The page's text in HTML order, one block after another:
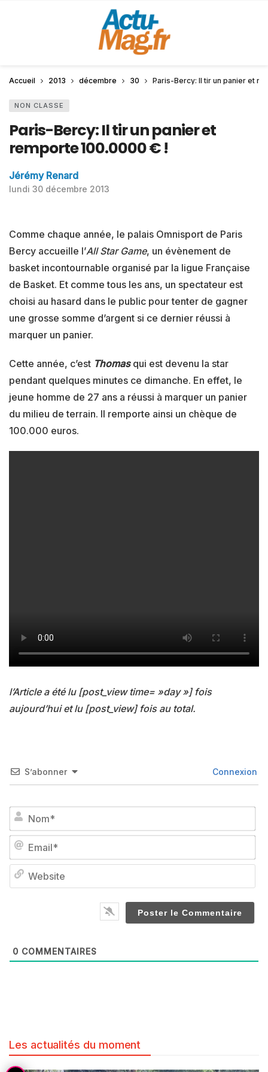
Accueil 2013 décembre 30 Paris-Bercy: Il tir un panier et
NON CLASSE
Paris-Bercy: Il tir un panier et
remporte 100.0000 € !
Jérémy Renard
lundi 30 décembre 2013
Comme chaque année, le palais Omnisport de Paris
Bercy accueille l’All Star Game, un évènement de
basket incontournable organisé par la ligue Française
de Basket. Et comme tous les ans, un spectateur est
choisi au hasard dans le public pour tenter de gagner
une grosse somme d’argent si ce dernier réussi à
marquer un panier.
Cette année, c’est Thomasqui est devenu la star
pendant quelques minutes ce dimanche. En effet, le
jeune homme de 27 ans a réussi à marquer un panier
du milieu de terrain. Il remporte ainsi un chèque de
100.000 euros.
l’Article a été lu [post_view time= »day »] fois
aujourd’hui et lu [post_view] fois au total.
S’abonner Connexion
0 COMMENTAIRES
Les actualités du moment